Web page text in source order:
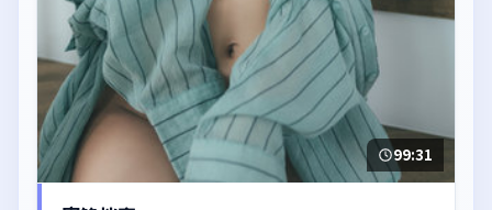
99:31